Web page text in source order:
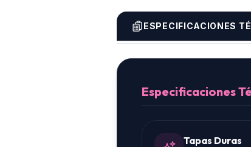
ESPECIFICACIONES
Especificaciones
Tapas Duras